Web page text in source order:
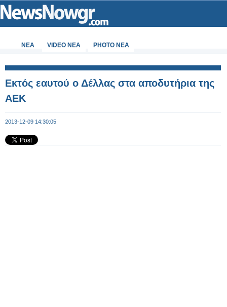
ΝΕΑ VIDEO NEA PHOTO NEA
Εκτός εαυτού ο Δέλλας στα αποδυτήρια της
ΑΕΚ
2013-12-09 14:30:05